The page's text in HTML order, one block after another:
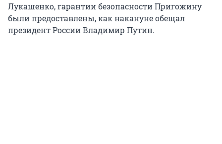
Лукашенко, гарантии безопасности Пригожину
были предоставлены, как накануне обещал
президент России Владимир Путин.